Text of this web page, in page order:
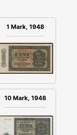
1 Mark, 1948
10 Mark, 1948